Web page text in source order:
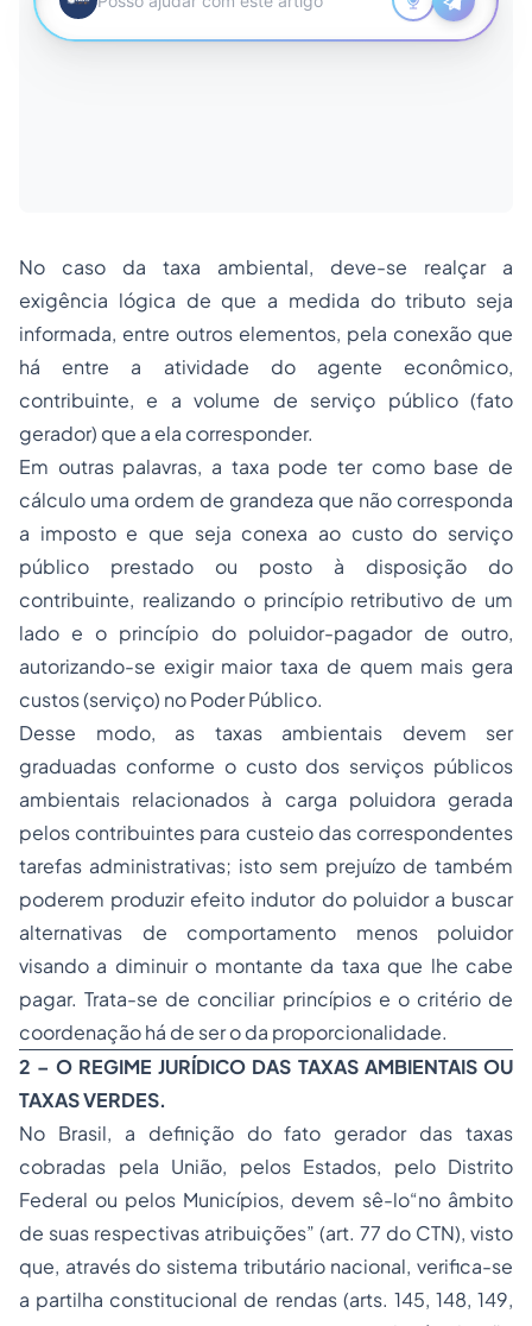
No caso da taxa ambiental, deve-se realçar a
exigência lógica de que a medida do tributo seja
informada, entre outros elementos, pela conexão que
há entre a atividade do agente econômico,
contribuinte, e a volume de serviço público (fato
gerador) que a ela corresponder.
Em outras palavras, a taxa pode ter como base de
cálculo uma ordem de grandeza que não corresponda
a imposto e que seja conexa ao custo do serviço
público prestado ou posto à disposição do
contribuinte, realizando o princípio retributivo de um
lado e o princípio do poluidor-pagador de outro,
autorizando-se exigir maior taxa de quem mais gera
custos (serviço) no Poder Público.
Desse modo, as taxas ambientais devem ser
graduadas conforme o custo dos serviços públicos
ambientais relacionados à carga poluidora gerada
pelos contribuintes para custeio das correspondentes
tarefas administrativas; isto sem prejuízo de também
poderem produzir efeito indutor do poluidor a buscar
alternativas de comportamento menos poluidor
visando a diminuir o montante da taxa que lhe cabe
pagar. Trata-se de conciliar princípios e o critério de
coordenação há de ser o da proporcionalidade.
2 – O REGIME JURÍDICO DAS TAXAS AMBIENTAIS OU
TAXAS VERDES.
No Brasil, a definição do fato gerador das taxas
cobradas pela União, pelos Estados, pelo Distrito
Federal ou pelos Municípios, devem sê-lo“no âmbito
de suas respectivas atribuições” (art. 77 do CTN), visto
que, através do sistema tributário nacional, verifica-se
a partilha constitucional de rendas (arts. 145, 148, 149,